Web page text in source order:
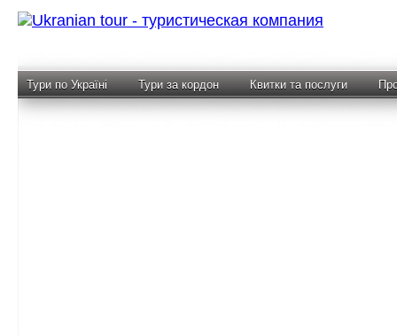
Тури по Україні Тури за кордон Квитки та послуги